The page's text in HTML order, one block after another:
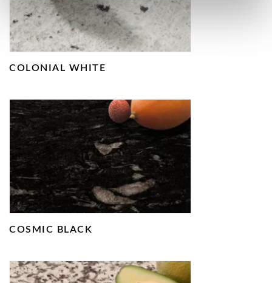
COLONIAL WHITE
COSMIC BLACK